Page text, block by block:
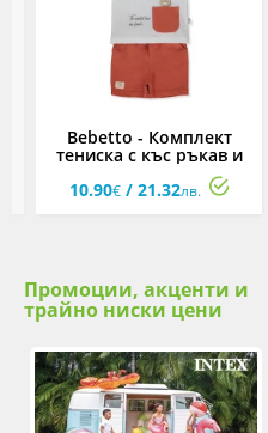
Bebetto - Комплект
тениска с къс ръкав и
бермуди Hello K5298,
момче, 3-24 м.
10.90€/ 21.32лв.
Промоции, акценти и
трайно ниски цени